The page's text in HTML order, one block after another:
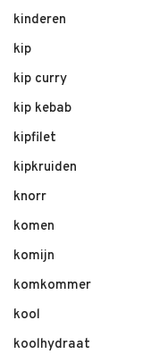
kinderen
kip
kip curry
kip kebab
kipfilet
kipkruiden
knorr
komen
komijn
komkommer
kool
koolhydraat